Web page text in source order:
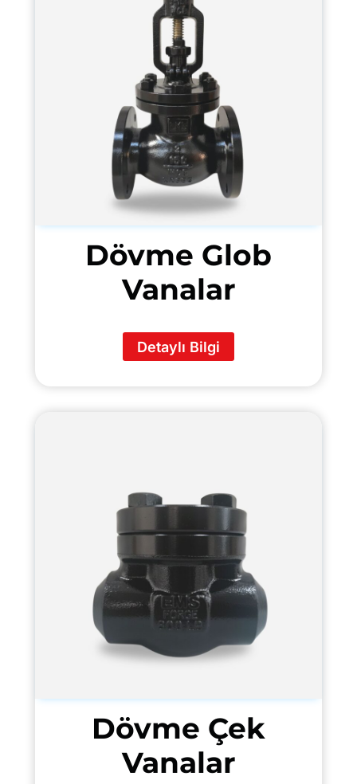
Dövme Glob
Vanalar
Detaylı Bilgi
Dövme Çek
Vanalar